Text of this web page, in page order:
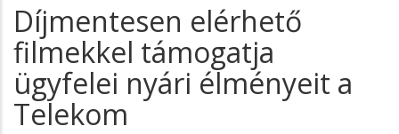
Díjmentesen elérhető
filmekkel támogatja
ügyfelei nyári élményeit a
Telekom